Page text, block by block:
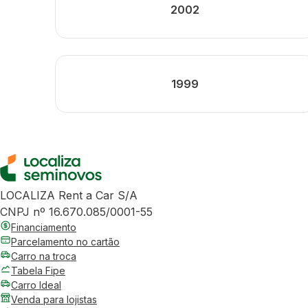
2002
1999
LOCALIZA Rent a Car S/A
CNPJ nº 16.670.085/0001-55
Financiamento
Parcelamento no cartão
Carro na troca
Tabela Fipe
Carro Ideal
Venda para lojistas